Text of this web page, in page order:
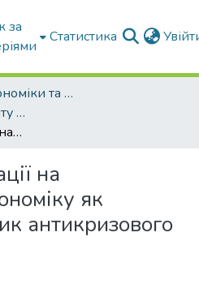
за
Статистика
Факультет Економіки та бізнесу
Кафедра Менеджменту та публічного адміністрування
Вплив глобалізації на національну економіку як ключовий чинник антикризового регулювання
на
як
антикризового